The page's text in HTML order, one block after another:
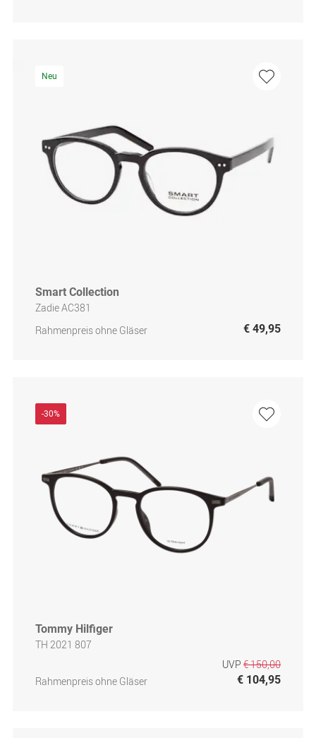
Neu
Smart Collection
Zadie AC381
Rahmenpreis ohne Gläser
€ 49,95
-30%
Tommy Hilfiger
TH 2021 807
Rahmenpreis ohne Gläser
UVP € 150,00
€ 104,95